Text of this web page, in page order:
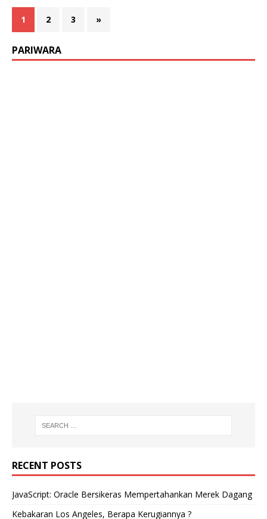
1 2 3 »
PARIWARA
RECENT POSTS
JavaScript: Oracle Bersikeras Mempertahankan Merek Dagang
Kebakaran Los Angeles, Berapa Kerugiannya ?